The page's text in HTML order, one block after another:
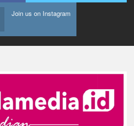
Join us on Instagram